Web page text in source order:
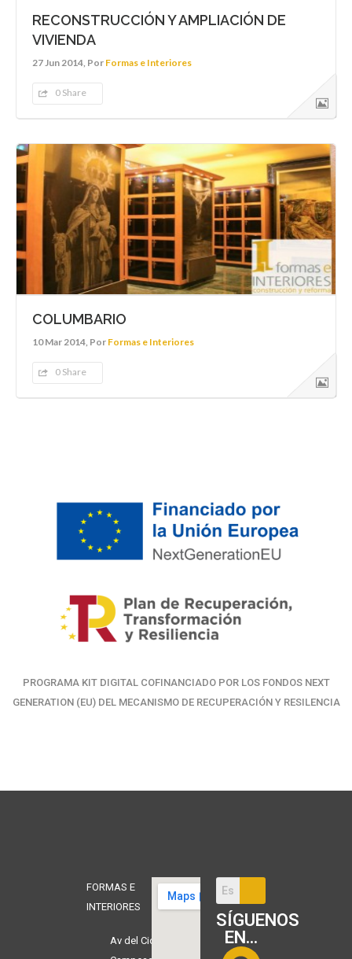
RECONSTRUCCIÓN Y AMPLIACIÓN DE
VIVIENDA
27 Jun 2014, Por Formas e Interiores
0 Share
COLUMBARIO
10 Mar 2014, Por Formas e Interiores
0 Share
PROGRAMA KIT DIGITAL COFINANCIADO POR LOS FONDOS NEXT
GENERATION (EU) DEL MECANISMO DE RECUPERACIÓN Y RESILENCIA
FORMAS E
INTERIORES
Av del Cid
SÍGUENOS
EN...